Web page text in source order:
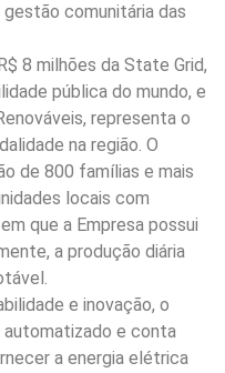
comunitária das
8 milhões da State Grid,
pública do mundo, e
representa o
na região. O
de 800 famílias e mais
locais com
que a Empresa possui
a produção diária
e inovação, o
e conta
a energia elétrica